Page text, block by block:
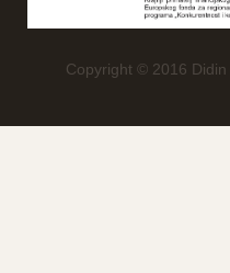
Copyright © 2016